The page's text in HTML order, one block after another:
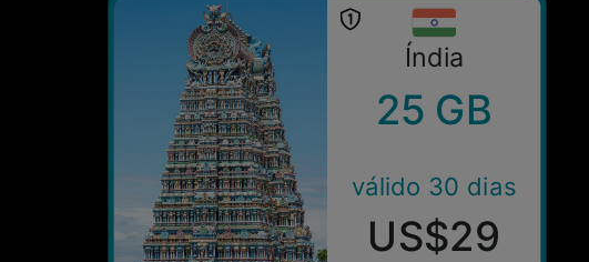
Índia
25 GB
válido 30 dias
US$29